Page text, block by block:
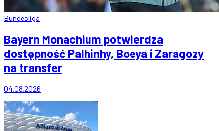
Bundesliga
Bayern Monachium potwierdza
dostępność Palhinhy, Boeya i Zaragozy
na transfer
04.08.2026